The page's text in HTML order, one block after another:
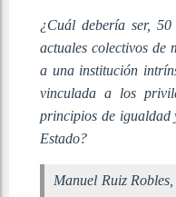
¿Cuál debería ser,
actuales colectivos de
a una institución
vinculada a los
principios de igualdad
Estado?
Manuel Ruiz